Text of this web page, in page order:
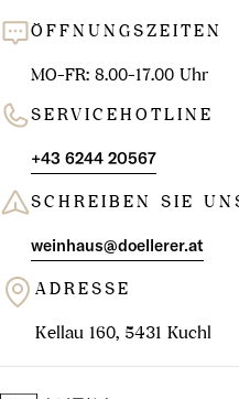
ÖFFNUNGSZEITEN
MO-FR: 8.00-17.00 Uhr
SERVICEHOTLINE
+43 6244 20567
SCHREIBEN SIE
weinhaus@doellerer.at
ADRESSE
Kellau 160, 5431 Kuchl